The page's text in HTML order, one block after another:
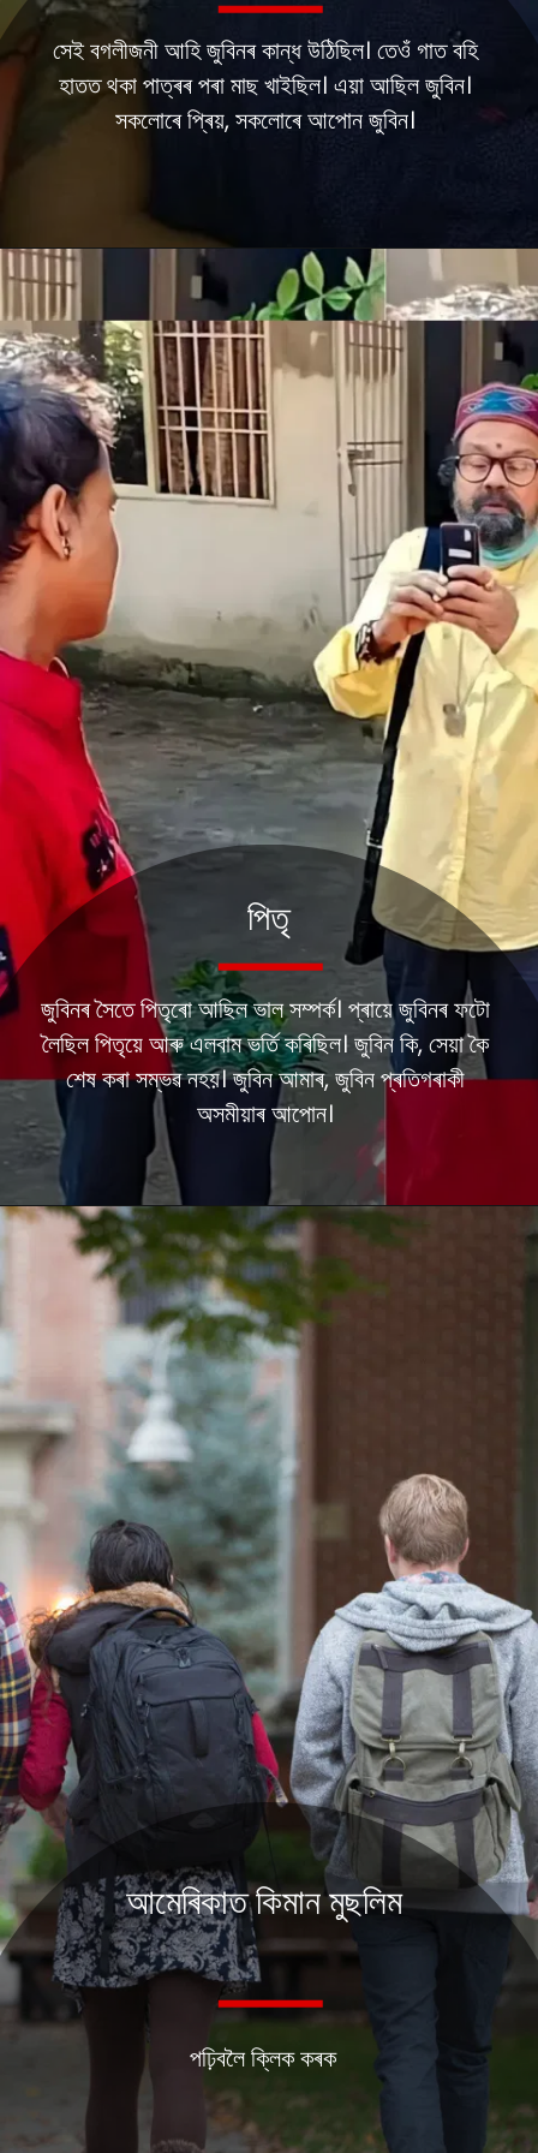
সেই বগলীজনী আহি জুবিনৰ কান্ধ উঠিছিল। তেওঁ গাত বহি
হাতত থকা পাত্ৰৰ পৰা মাছ খাইছিল। এয়া আছিল জুবিন।
জুবিনৰ সৈতে পিতৃৰো আছিল ভাল সম্পৰ্ক। প্ৰায়ে জুবিনৰ ফটো
লৈছিল পিতৃয়ে আৰু এলবাম ভৰ্তি কৰিছিল। জুবিন কি, সেয়া কৈ
শেষ কৰা সম্ভৱ নহয়। জুবিন আমাৰ, জুবিন প্ৰতিগৰাকী
অসমীয়াৰ আপোন।
পিতৃ
পঢ়িবলৈ ক্লিক কৰক
আমেৰিকাত কিমান মুছলিম